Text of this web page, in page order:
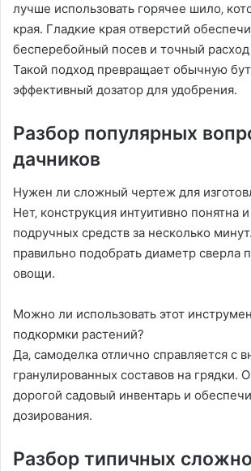
лучше использовать горячее шило‚
края. Гладкие края отверстий
бесперебойный посев и точный
Такой подход превращает обычную
эффективный дозатор для удобрения.
Разбор популярных
дачников
Нужен ли сложный чертеж для
Нет‚ конструкция интуитивно понятна
подручных средств за несколько
правильно подобрать диаметр сверла
овощи.
Можно ли использовать этот
подкормки растений?
Да‚ самоделка отлично справляется с
гранулированных составов на грядки.
дорогой садовый инвентарь и
дозирования.
Разбор типичных